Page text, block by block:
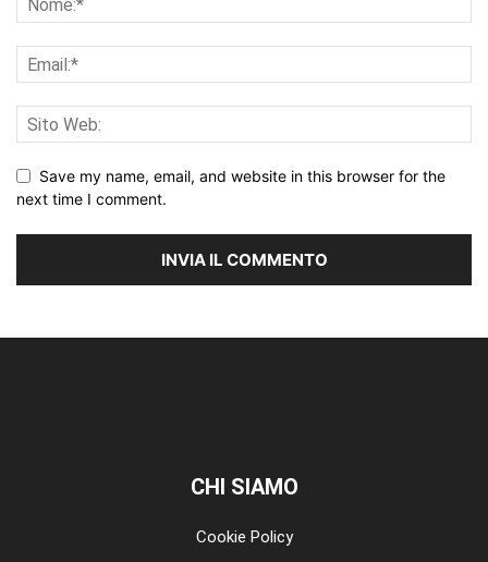
Save my name, email, and website in this browser for the
next time I comment.
CHI SIAMO
Cookie Policy